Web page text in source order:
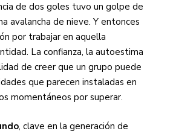
de dos goles tuvo un golpe de
avalancha de nieve. Y entonces
por trabajar en aquella
La confianza, la autoestima
de creer que un grupo puede
que parecen instaladas en
momentáneos por superar.
, clave en la generación de